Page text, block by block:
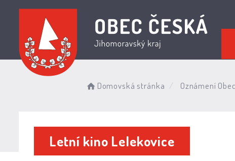
Domovská stránka Oznámení
Letní kino Lelekovice